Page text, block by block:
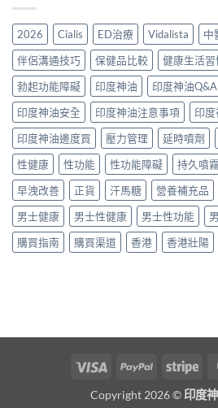
2026 Cialis ED治療 Vidalista 中
伴侶溝通技巧
保健品比較 健康生活習
勃起功能障礙
印度神油 印度神油Q&A
印度神油安全
印度神油注意事項
印
印度神油邊度買
壓力管理 延時噴劑
性健康
性功能 性功能障礙 持久噴霧
早洩改善
正貨 汗馬糖 營養補充品
男士健康
男士性健康 男士性功能
購買指南
購買渠道 香港 香港壯陽
Visa PayPal
Copyright 2026 © 印度